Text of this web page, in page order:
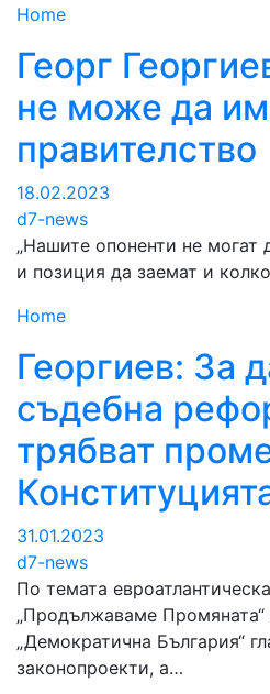
Home
Георг
не може да
правителство
18.02.2023
d7-news
„Нашите опоненти не могат
и позиция да заемат и
Home
Георгиев: За
съдебна
трябват
31.01.2023
d7-news
По темата
„Продължаваме
„Демократична България“
законопроекти, а…